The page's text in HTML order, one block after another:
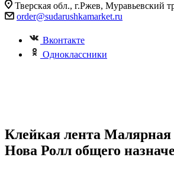
Тверская обл., г.Ржев, Муравьевский
order@sudarushkamarket.ru
Вконтакте
Одноклассники
Клейкая лента
Нова Ролл общего